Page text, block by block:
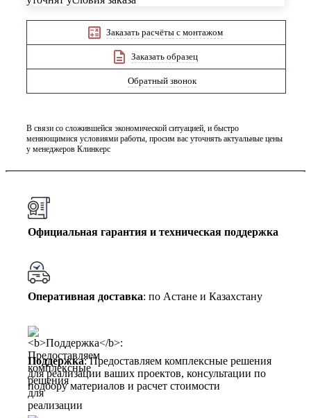
Заказать расчёты с монтажом
Заказать образец
Обратный звонок
В связи со сложившейся экономической ситуацией, и быстро
меняющимися условиями работы, просим вас уточнять актуальные цены
у менеджеров Клинкерс
Официальная гарантия и техническая поддержка
Оперативная доставка: по Астане и Казахстану
Поддержка: Предоставляем комплексные решения
для реализации ваших проектов, консультации по
подбору материалов и расчет стоимости